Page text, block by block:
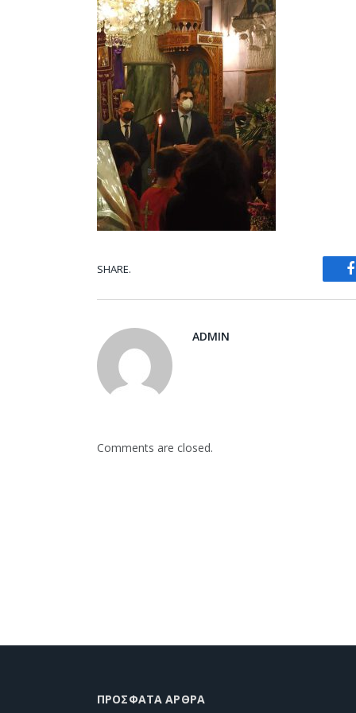
SHARE.
ADMIN
Comments are closed.
ΠΡΌΣΦΑΤΑ ΆΡΘΡΑ